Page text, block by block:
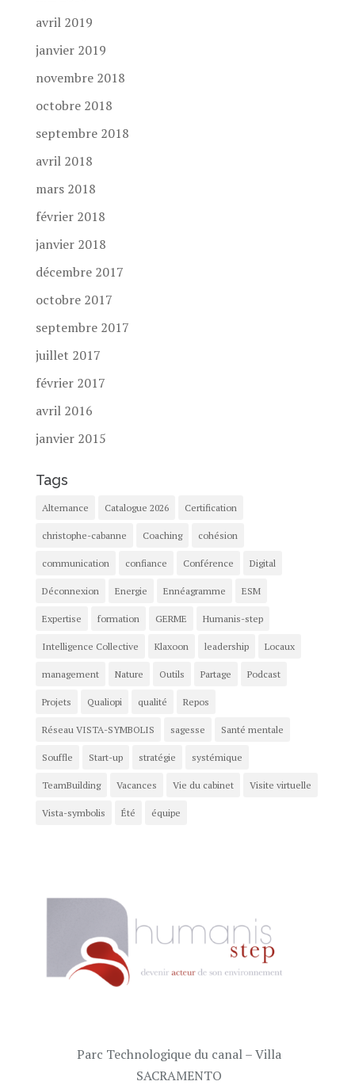
avril 2019
janvier 2019
novembre 2018
octobre 2018
septembre 2018
avril 2018
mars 2018
février 2018
janvier 2018
décembre 2017
octobre 2017
septembre 2017
juillet 2017
février 2017
avril 2016
janvier 2015
Tags
Alternance Catalogue 2026 Certification
christophe-cabanne Coaching cohésion
communication confiance Conférence Digital
Déconnexion Energie Ennéagramme ESM
Expertise formation GERME Humanis-step
Intelligence Collective Klaxoon leadership Locaux
management Nature Outils Partage Podcast
Projets Qualiopi qualité Repos
Réseau VISTA-SYMBOLIS sagesse Santé mentale
Souffle Start-up stratégie systémique
TeamBuilding Vacances Vie du cabinet Visite virtuelle
Vista-symbolis Été équipe
Parc Technologique du canal – Villa
SACRAMENTO